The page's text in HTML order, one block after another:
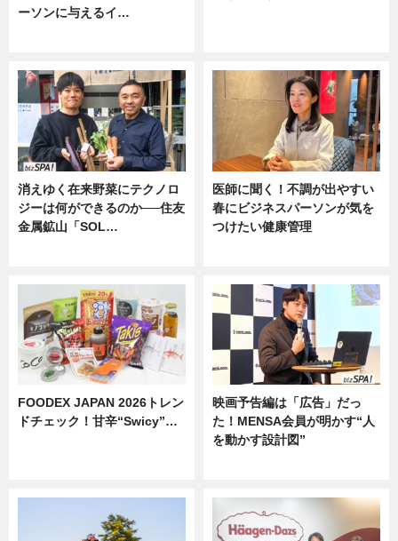
ーソンに与えるイ…
消えゆく在来野菜にテクノロ
ジーは何ができるのか──住友
金属鉱山「SOL…
医師に聞く！不調が出やすい
春にビジネスパーソンが気を
つけたい健康管理
FOODEX JAPAN 2026トレン
ドチェック！甘辛“Swicy”…
映画予告編は「広告」だっ
た！MENSA会員が明かす“人
を動かす設計図”